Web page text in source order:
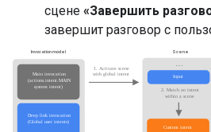
сцене «Завершить
завершит разговор с